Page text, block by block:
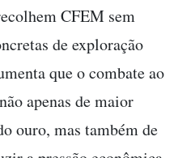
CFEM sem
de exploração
que o combate ao
apenas de maior
ouro, mas também de